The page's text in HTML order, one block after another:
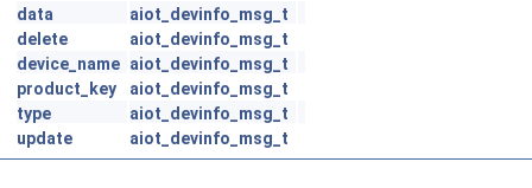
data
aiot_devinfo_msg_t
delete
aiot_devinfo_msg_t
device_name aiot_devinfo_msg_t
product_key
aiot_devinfo_msg_t
type
aiot_devinfo_msg_t
update
aiot_devinfo_msg_t